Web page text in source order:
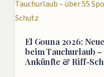
El Gouna 2026:
beim Tauchurlaub
Ankünfte & Riff-